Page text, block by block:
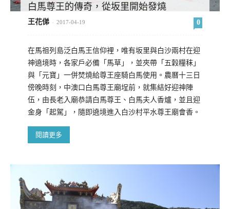
白馬尊王的傳奇，從坂里開始發燒
王花俤 - 2017-04-19 0
在馬祖列島泛白馬王信仰裡，唯有坂里與白沙兩村在迎
神遶境時，各家戶必備「馬草」，並夾帶「五穀糧秣」
與「元寶」一併焚燒給尊王座騎白馬使用。農曆十三日
傍晚時刻，中澳口白馬尊王廟埕前，就集結好迎神陣
伍，由長老入廟恭請白馬尊王、白馬夫人香爐，並且迎
金身「起駕」，隨即遶境進入白沙村平水尊王廟會香。
閱讀更多